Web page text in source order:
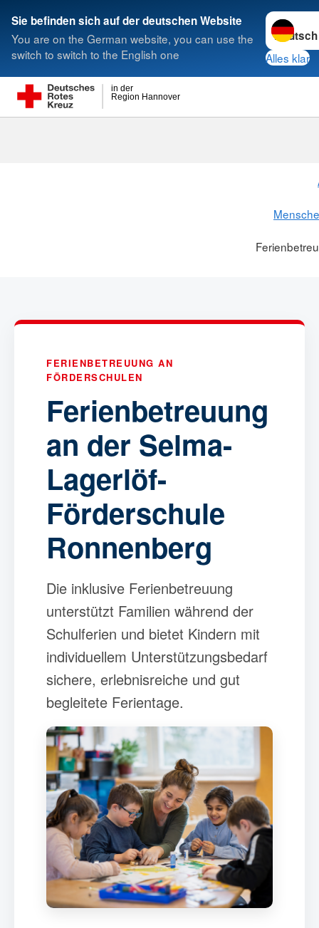
Sie befinden sich auf der deutschen Website
You are on the German website, you can use the
switch to switch to the English one
Sprache
Alles klar
Region Hannover
in der
Suche
FERIENBETREUUNG AN
FÖRDERSCHULEN
Ferienbetreuung
an der Selma-
Lagerlöf-
Förderschule
Ronnenberg
Die inklusive Ferienbetreuung
unterstützt Familien während der
Schulferien und bietet Kindern mit
individuellem Unterstützungsbedarf
sichere, erlebnisreiche und gut
begleitete Ferientage.